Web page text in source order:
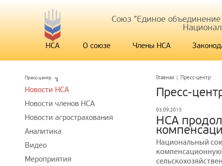
Союз "Единое
НСА О союзе Члены НСА
Главная | Пресс-центр
Пресс-
03.09.2015
НСА
Национальный
компенсационную
Пресс-центр
Новости НСА
Новости членов НСА
Новости агрострахования
Аналитика
Видео
Мероприятия